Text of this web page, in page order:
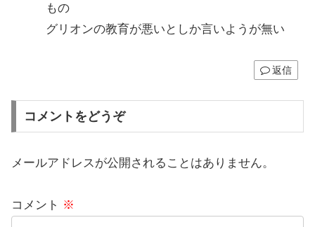
もの
グリオンの教育が悪いとしか言いようが無い
返信
コメントをどうぞ
メールアドレスが公開されることはありません。
コメント ※